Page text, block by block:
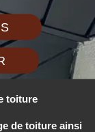
toiture
de toiture ainsi